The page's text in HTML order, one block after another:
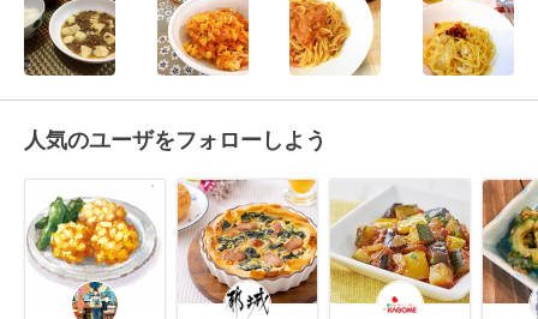
人気のユーザをフォローしよう